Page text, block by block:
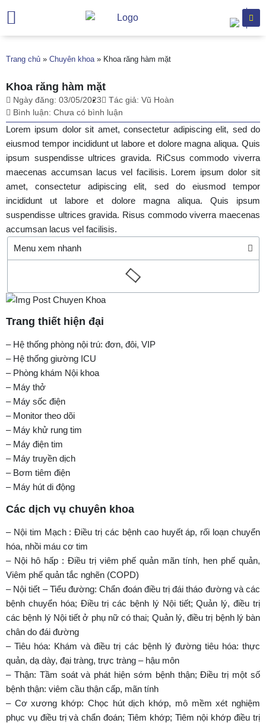
Trang chủ » Chuyên khoa» Khoa răng hàm mặt
Khoa răng hàm mặt
Ngày đăng: 03/05/2023 Tác giả: Vũ Hoàn
Bình luận: Chưa có bình luận
Lorem ipsum dolor sit amet, consectetur adipiscing elit, sed do
eiusmod tempor incididunt ut labore et dolore magna aliqua. Quis
ipsum suspendisse ultrices gravida. RiCsus commodo viverra
maecenas accumsan lacus vel facilisis. Lorem ipsum dolor sit
amet, consectetur adipiscing elit, sed do eiusmod tempor
incididunt ut labore et dolore magna aliqua. Quis ipsum
suspendisse ultrices gravida. Risus commodo viverra maecenas
accumsan lacus vel facilisis.
Menu xem nhanh
Trang thiết hiện đại
– Hệ thống phòng nội trú: đơn, đôi, VIP
– Hệ thống giường ICU
– Phòng khám Nội khoa
– Máy thở
– Máy sốc điện
– Monitor theo dõi
– Máy khử rung tim
– Máy điện tim
– Máy truyền dịch
– Bơm tiêm điện
– Máy hút di động
Các dịch vụ chuyên khoa
– Nội tim Mạch : Điều trị các bệnh cao huyết áp, rối loạn chuyển
hóa, nhồi máu cơ tim
– Nội hô hấp : Điều trị viêm phế quản mãn tính, hen phế quản,
Viêm phế quản tắc nghẽn (COPD)
– Nội tiết – Tiểu đường: Chẩn đoán điều trị đái tháo đường và các
bệnh chuyển hóa; Điều trị các bệnh lý Nội tiết; Quản lý, điều trị
các bệnh lý Nội tiết ở phụ nữ có thai; Quản lý, điều trị bệnh lý bàn
chân do đái đường
– Tiêu hóa: Khám và điều trị các bệnh lý đường tiêu hóa: thực
quản, dạ dày, đại tràng, trực tràng – hậu môn
– Thận: Tầm soát và phát hiện sớm bệnh thận; Điều trị một số
bệnh thận: viêm cầu thận cấp, mãn tính
– Cơ xương khớp: Chọc hút dịch khớp, mô mềm xét nghiệm
phục vụ điều trị và chẩn đoán; Tiêm khớp; Tiêm nội khớp điều trị